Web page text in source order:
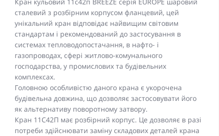
Кран кульовий 11с42п BREEZE серія EUROPE шаровий
сталевий з розбірним корпусом фланцевий, цей
унікальний кран відповідає найвищим світовим
стандартам і рекомендований до застосування в
системах тепловодопостачання, в нафто- і
газопроводах, сфері житлово-комунального
господарства, у промислових та будівельних
комплексах.
Головною особливістю даного крана є укорочена
будівельна довжина, що дозволяє застосовувати його
як альтернативу поворотному затвору.
Кран 11С42П має розбірний корпус. Це дозволяє в разі
потреби здійснювати заміну складових деталей крана